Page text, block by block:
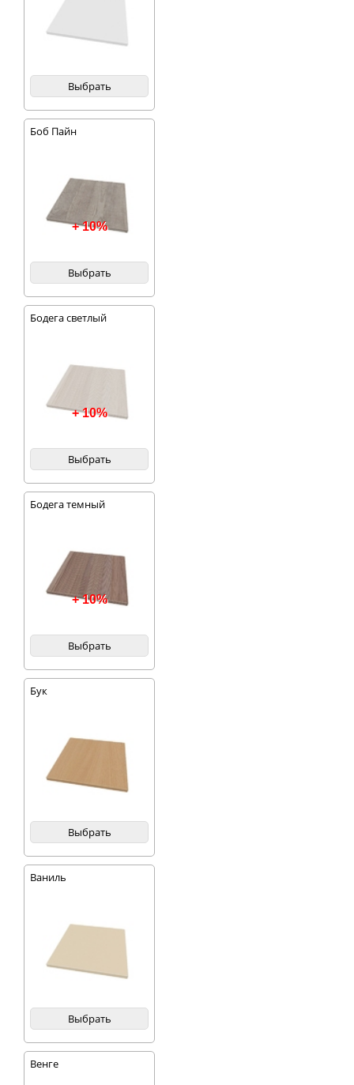
Небольшая тумба с
двумя ящиками станет
прекрасным местом
алюминиевым
молдингом создает
законченный вид
уютной спальни.
Выбрать
Боб Пайн
+ 10%
Выбрать
Бодега светлый
+ 10%
Выбрать
Бодега темный
+ 10%
Выбрать
Бук
Выбрать
Ваниль
Выбрать
Венге